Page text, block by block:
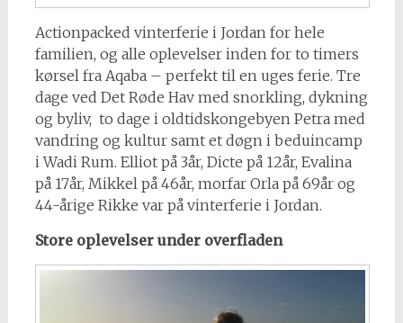
Actionpacked vinterferie i Jordan for hele
familien, og alle oplevelser inden for to timers
kørsel fra Aqaba – perfekt til en uges ferie. Tre
dage ved Det Røde Hav med snorkling, dykning
og byliv, to dage i oldtidskongebyen Petra med
vandring og kultur samt et døgn i beduincamp
i Wadi Rum. Elliot på 3år, Dicte på 12år, Evalina
på 17år, Mikkel på 46år, morfar Orla på 69år og
44-årige Rikke var på vinterferie i Jordan.
Store oplevelser under overfladen